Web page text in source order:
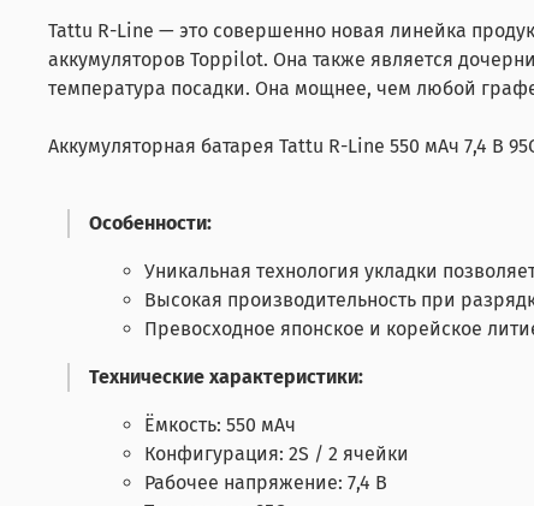
Tattu R-Line — это совершенно новая линейка
аккумуляторов Toppilot. Она также является
температура посадки. Она мощнее, чем любой
Аккумуляторная батарея Tattu R-Line 550 мАч 7,4 В
Особенности:
Уникальная технология укладки
Высокая производительность при
Превосходное японское и корейское
Технические характеристики:
Ёмкость: 550 мАч
Конфигурация: 2S / 2 ячейки
Рабочее напряжение: 7,4 В